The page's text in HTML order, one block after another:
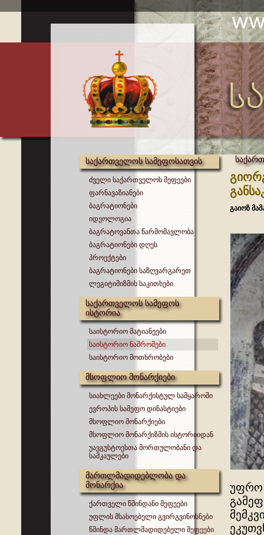
საქართველოს სამეფოსათვის
ძველი საქართველოს მეფეები
ფარნავაზიანები
ბაგრატიონები
იდეოლოგია
ბაგრატოვანთა წარმომავლობა
ბაგრატიონები დღეს
პროექტები
ბაგრატიონები საზღვარგარეთ
ლეგიტიმიზმის საკითხები
საქართველოს სამეფოს
ისტორია
საისტორიო მატიანეები
საისტორიო ნაშრომები
საისტორიო მოთხრობები
მსოფლიო მონარქიები
სიახლეები მონარქისტულ სამყაროში
ევროპის სამეფო დინასტიები
მსოფლიო მონარქიები
მსოფლიო მონარქიზმის ისტორიიდან
უავგუსტოესთა მორთულობანი და
სამკაულები
მართლმადიდებლობა და
მონარქია
ქართველი წმინდანი მეფეები
უფლის მსასოებელი გვირგვინოსნები
წმინდა მართლმადიდებელი მეფეები
გაიოზ
უფრო